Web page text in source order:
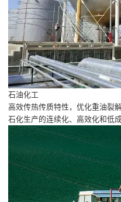
石油化工
高效传热传质特性，优化重油裂
石化生产的连续化、高效化和低成